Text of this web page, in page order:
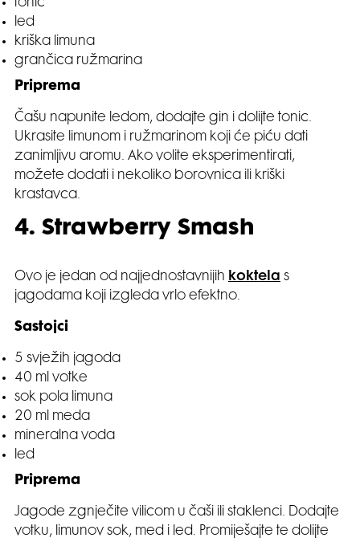
tonic
led
kriška limuna
grančica ružmarina
Priprema
Čašu napunite ledom, dodajte gin i dolijte tonic.
Ukrasite limunom i ružmarinom koji će piću dati
zanimljivu aromu. Ako volite eksperimentirati,
možete dodati i nekoliko borovnica ili kriški
krastavca.
4. Strawberry Smash
Ovo je jedan od najjednostavnijih koktela s
jagodama koji izgleda vrlo efektno.
Sastojci
5 svježih jagoda
40 ml votke
sok pola limuna
20 ml meda
mineralna voda
led
Priprema
Jagode zgnječite vilicom u čaši ili staklenci. Dodajte
votku, limunov sok, med i led. Promiješajte te dolijte